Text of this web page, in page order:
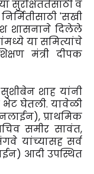
सुरक्षिततेसाठी व
'सखी
शासनाने दिलेले
या समित्यांचे
मंत्री दीपक
शाह यांनी
भेट घेतली. यावेळी
प्राथमिक
समीर सावंत,
यांच्यासह सर्व
आदी उपस्थित